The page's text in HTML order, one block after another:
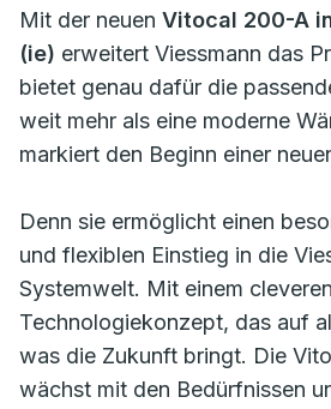
Mit der neuen Vitocal 200-A
(ie) erweitert Viessmann das
bietet genau dafür die
weit mehr als eine moderne
markiert den Beginn einer
Denn sie ermöglicht einen
und flexiblen Einstieg in die
Systemwelt. Mit einem cleveren
Technologiekonzept, das auf
was die Zukunft bringt. Die
wächst mit den Bedürfnissen